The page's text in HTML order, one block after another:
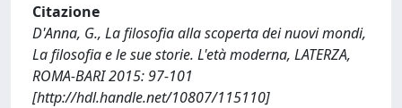
Citazione
D'Anna, G., La filosofia alla scoperta dei nuovi mondi,
La filosofia e le sue storie. L'età moderna, LATERZA,
ROMA-BARI 2015: 97-101
[http://hdl.handle.net/10807/115110]